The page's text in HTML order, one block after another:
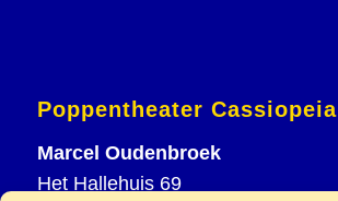
Poppentheater Cassiopeia
Marcel Oudenbroek
Het Hallehuis 69